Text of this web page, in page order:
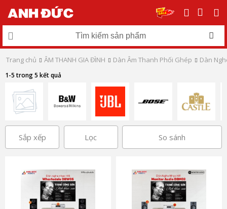
Trang chủ ÂM THANH GIA ĐÌNH Dàn Âm Thanh Phối Ghép Dàn
1-5 trong 5 kết quả
Sắp xếp Lọc So sánh